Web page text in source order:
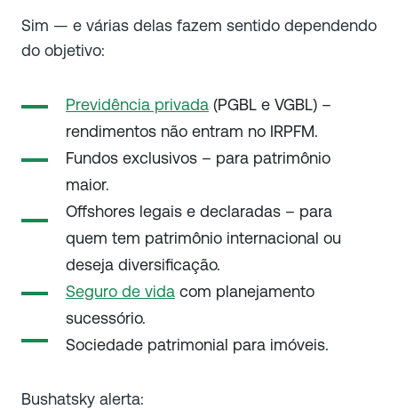
Sim — e várias delas fazem sentido dependendo
do objetivo:
Previdência privada (PGBL e VGBL) –
rendimentos não entram no IRPFM.
Fundos exclusivos – para patrimônio
maior.
Offshores legais e declaradas – para
quem tem patrimônio internacional ou
deseja diversificação.
Seguro de vida com planejamento
sucessório.
Sociedade patrimonial para imóveis.
Bushatsky alerta: